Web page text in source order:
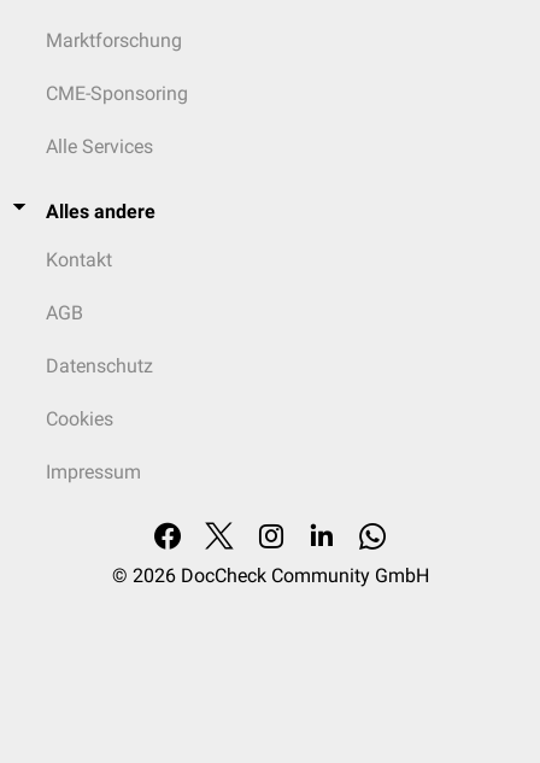
Marktforschung
CME-Sponsoring
Alle Services
Alles andere
Kontakt
AGB
Datenschutz
Cookies
Impressum
© 2026 DocCheck Community GmbH